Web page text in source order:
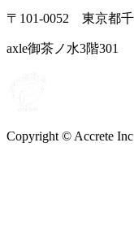
〒101-0052 東京都
axle御茶ノ水3階301
Copyright © Accrete